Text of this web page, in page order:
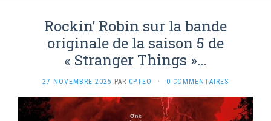
Rockin’ Robin sur la bande
originale de la saison 5 de
« Stranger Things »…
27 NOVEMBRE 2025 PAR CPTEO · 0 COMMENTAIRES